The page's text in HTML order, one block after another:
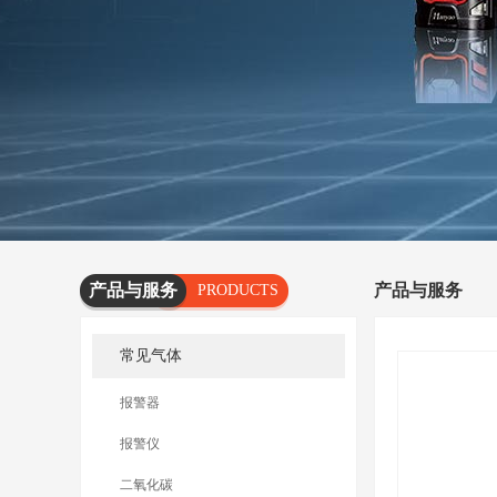
产品与服务
PRODUCTS
常见气体
报警器
报警仪
二氧化碳
产品与服务